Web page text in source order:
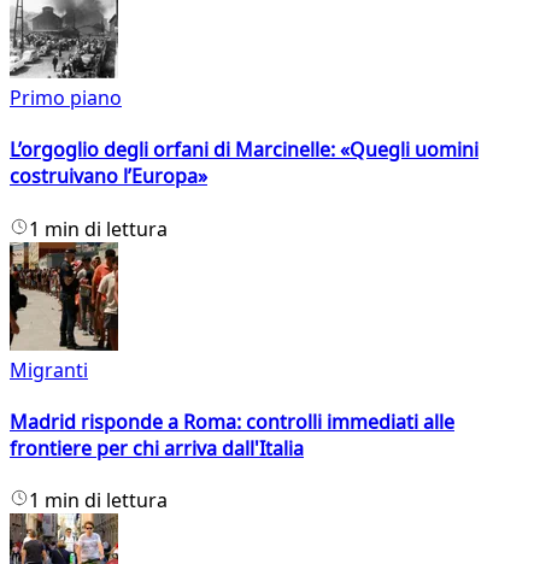
Primo piano
L’orgoglio degli orfani di Marcinelle: «Quegli uomini
costruivano l’Europa»
1 min di lettura
Migranti
Madrid risponde a Roma: controlli immediati alle
frontiere per chi arriva dall'Italia
1 min di lettura